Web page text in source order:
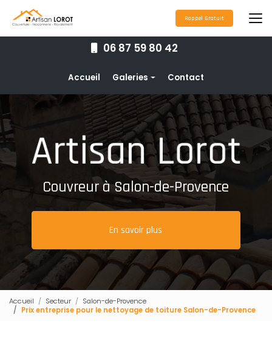
contenu
principal
06 87 59 80 42
Accueil Galeries
Couverture
Nettoyage toiture
Ravalement de façade
Étanchéité toiture
Maçonnerie
Pose de gouttières
Contact
Rappel Gratuit
Couvreur à Salon-de-Provence
En savoir plus
Accueil Secteur
Salon-de-Provence
Prix entreprise pour le nettoyage de toiture Salon-de-Provence